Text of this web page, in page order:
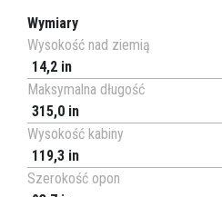
Wymiary
Wysokość nad ziemią
14,2 in
Maksymalna długość
315,0 in
Wysokość kabiny
119,3 in
Szerokość opon